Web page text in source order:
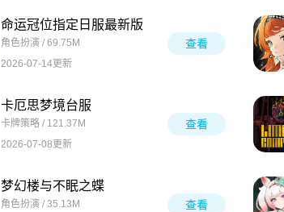
命运冠位指定日服最新版
角色扮演 / 69.75M
2026-07-14更新
查看
卡厄思梦境台服
卡牌策略 / 121.37M
2026-07-08更新
查看
梦幻楼与不眠之蝶
角色扮演 / 35.13M
查看